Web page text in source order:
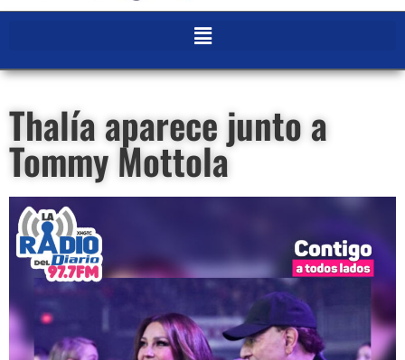
Thalía aparece junto a
Tommy Mottola